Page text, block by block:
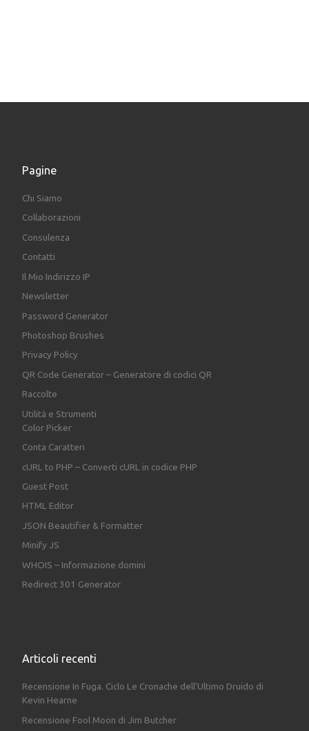
Pagine
Chi Siamo
Collaborazioni
Consulenza
Contatti
Il Mio Indirizzo IP
Newsletter
Password Generator
Photoshop Brushes
Privacy Policy
QR Code Generator – Generatore di codici QR
Raccolte
Utilità e Strumenti
Color Picker
Conta Caratteri
cURL to PHP – Converti cURL in codice PHP
Guest Post
HTML Editor
JSON Beautifier & Formatter
Minify JS
WHOIS – Informazione domini
Redirect 301 Generator
Articoli recenti
Recensione In Fuga. Ciclo Le Cronache dell’Ultimo Druido di
Kevin Hearne
Recensione Fool Moon di Jim Butcher